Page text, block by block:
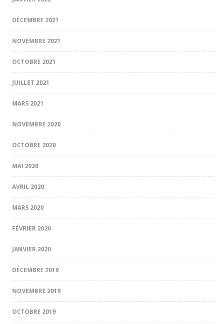
DÉCEMBRE 2021
NOVEMBRE 2021
OCTOBRE 2021
JUILLET 2021
MARS 2021
NOVEMBRE 2020
OCTOBRE 2020
MAI 2020
AVRIL 2020
MARS 2020
FÉVRIER 2020
JANVIER 2020
DÉCEMBRE 2019
NOVEMBRE 2019
OCTOBRE 2019